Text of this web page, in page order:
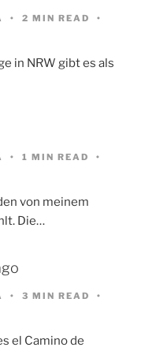
2 MIN READ
in NRW gibt es als
1 MIN READ
von meinem
Die…
3 MIN READ
el Camino de